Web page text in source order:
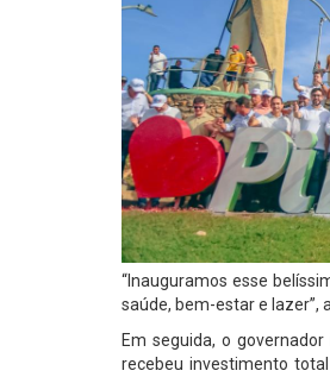
“Inauguramos esse
saúde, bem-estar e lazer”,
Em seguida, o
recebeu investimento